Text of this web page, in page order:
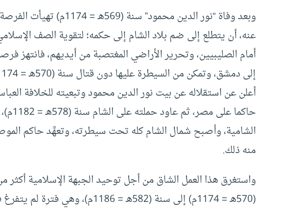
وبعد وفاة “نور الدين
عنه، أن يتطلع إلى ضم بلاد الشام إلى حكمه؛ لتقوية الصف
أمام الصليبيين، وتحرير الأراضي المغتصبة من أيديهم، فانتهز
أعلن عن استقلاله عن بيت نور الدين محمود وتبعيته للخلافة
الشامية، وأصبح شمال الشام كله تحت سيطرته، وتعهَّد حاكم
منه ذلك.
واستغرق هذا العمل الشاق من أجل توحيد الجبهة الإسلامية
(570هـ = 1174م) إلى سنة (582هـ = 1186م)، وهي فترة لم يتفرغ فيها تماما لحرب الصليبيين.